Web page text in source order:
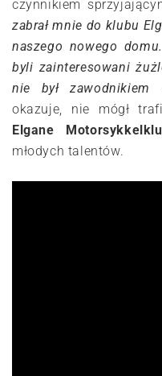
czynnikiem
zabrał mnie do klubu
naszego nowego
byli zainteresowani
nie był zawodnikiem
okazuje, nie mógł
Elgane
młodych talentów.